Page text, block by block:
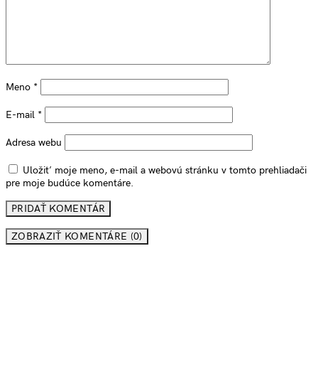
Meno *
E-mail *
Adresa webu
Uložiť moje meno, e-mail a webovú stránku v tomto prehliadači
pre moje budúce komentáre.
ZOBRAZIŤ KOMENTÁRE (0)